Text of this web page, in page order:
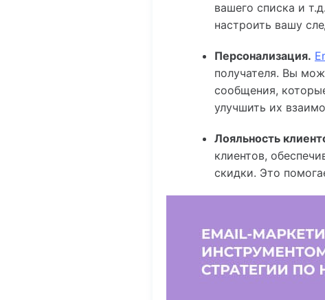
вашего списка и
настроить вашу
Персонализация.
получателя. Вы
сообщения,
улучшить их
Лояльность
клиентов,
скидки. Это